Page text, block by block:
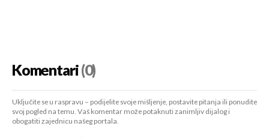
Komentari(0)
Uključite se u raspravu – podijelite svoje mišljenje, postavite pitanja ili ponudite
svoj pogled na temu. Vaš komentar može potaknuti zanimljiv dijalog i
obogatiti zajednicu našeg portala.